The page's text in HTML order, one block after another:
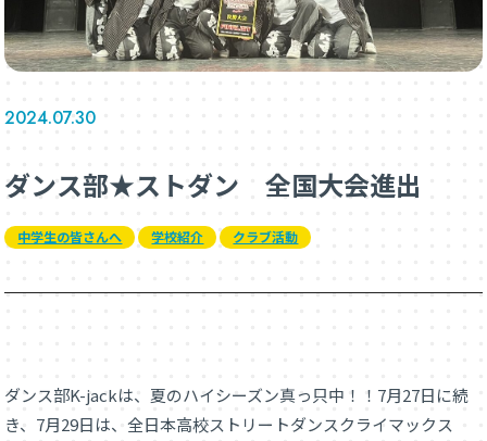
2024.07.30
ダンス部★ストダン 全国大会進出
中学生の皆さんへ 学校紹介 クラブ活動
ダンス部K-jackは、夏のハイシーズン真っ只中！！7月27日に続
き、7月29日は、全日本高校ストリートダンスクライマックス